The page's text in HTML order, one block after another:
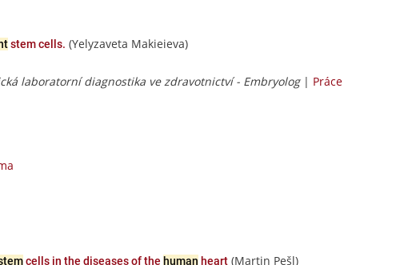
stem cells. (Yelyzaveta Makieieva)
laboratorní diagnostika ve zdravotnictví - Embryolog| Práce
cells in the diseases of the human heart (Martin Pešl)